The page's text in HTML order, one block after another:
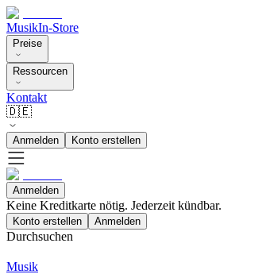
MusikIn-Store
Preise
Ressourcen
Kontakt
🇩🇪
Anmelden Konto erstellen
Anmelden
Keine Kreditkarte nötig. Jederzeit kündbar.
Konto erstellen Anmelden
Durchsuchen
Musik